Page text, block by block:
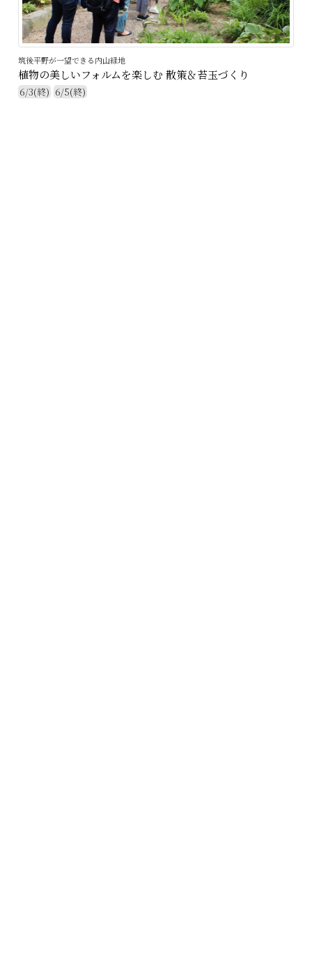
筑後平野が一望できる内山緑地
植物の美しいフォルムを楽しむ 散策＆苔玉づくり
6/3(終) 6/5(終)